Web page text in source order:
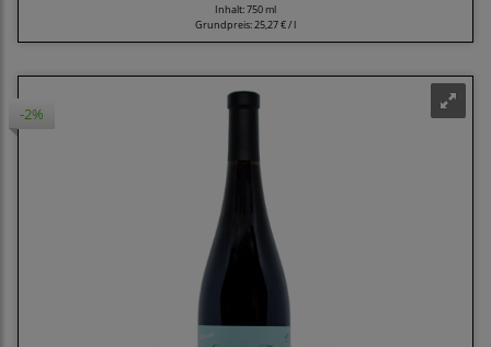
Inhalt: 750 ml
Grundpreis: 25,27 € / l
-2%